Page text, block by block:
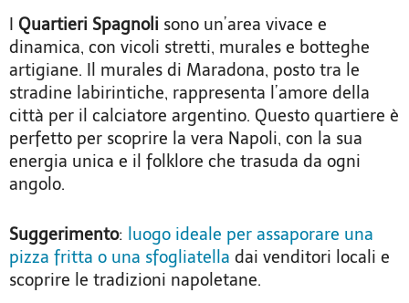
Quartieri Spagnoli sono un’area vivace e
dinamica, con vicoli stretti, murales e botteghe
artigiane. Il murales di Maradona, posto tra le
stradine labirintiche, rappresenta l’amore della
città per il calciatore argentino. Questo quartiere è
perfetto per scoprire la vera Napoli, con la sua
energia unica e il folklore che trasuda da ogni
angolo.
Suggerimento: luogo ideale per assaporare una
pizza fritta o una sfogliatella dai venditori locali e
scoprire le tradizioni napoletane.